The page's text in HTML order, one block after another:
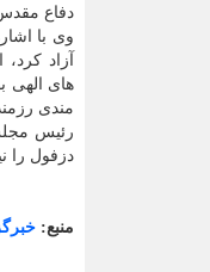
دفاع
وی با
آزاد
های الهی
مندی
رئیس
دزفول را
منبع: